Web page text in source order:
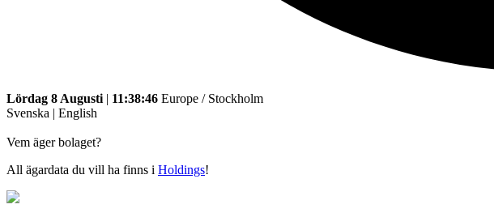
Lördag 8 Augusti | 11:38:46 Europe / Stockholm
Svenska | English
Vem äger bolaget?
All ägardata du vill ha finns i Holdings!